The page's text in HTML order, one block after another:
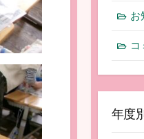
お
コ
年度